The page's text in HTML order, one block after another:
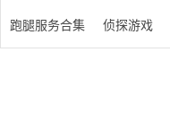
跑腿服务合集 侦探游戏